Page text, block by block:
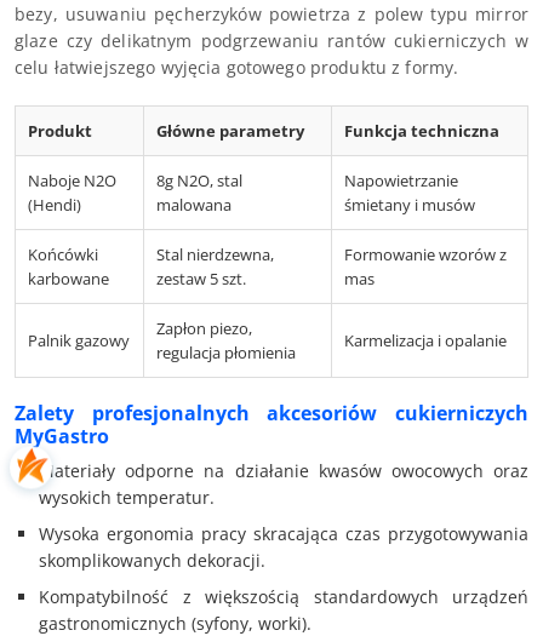
bezy, usuwaniu pęcherzyków powietrza z polew typu mirror
glaze czy delikatnym podgrzewaniu rantów cukierniczych w
celu łatwiejszego wyjęcia gotowego produktu z formy.
Produkt Główne parametry Funkcja techniczna
Naboje N2O
(Hendi)
8g N2O, stal
malowana
Napowietrzanie
śmietany i musów
Końcówki
karbowane
Stal nierdzewna,
zestaw 5 szt.
Formowanie wzorów z
mas
Palnik gazowy
Zapłon piezo,
regulacja płomienia
Karmelizacja i opalanie
Zalety profesjonalnych akcesoriów cukierniczych
MyGastro
Materiały odporne na działanie kwasów owocowych oraz
wysokich temperatur.
Wysoka ergonomia pracy skracająca czas przygotowywania
skomplikowanych dekoracji.
Kompatybilność z większością standardowych urządzeń
gastronomicznych (syfony, worki).